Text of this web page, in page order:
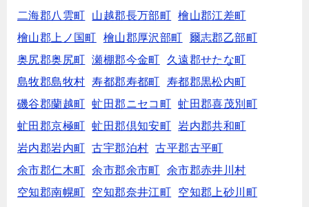
二海郡八雲町
山越郡長万部町
檜山郡江差町
檜山郡上ノ国町
檜山郡厚沢部町
爾志郡乙部町
奥尻郡奥尻町
瀬棚郡今金町
久遠郡せたな町
島牧郡島牧村
寿都郡寿都町
寿都郡黒松内町
磯谷郡蘭越町
虻田郡ニセコ町
虻田郡喜茂別町
虻田郡京極町
虻田郡倶知安町
岩内郡共和町
岩内郡岩内町
古宇郡泊村
古平郡古平町
余市郡仁木町
余市郡余市町
余市郡赤井川村
空知郡南幌町
空知郡奈井江町
空知郡上砂川町